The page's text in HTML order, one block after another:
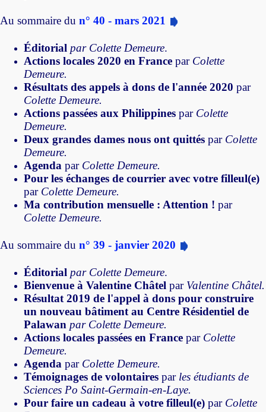
Au sommaire du n° 40 - mars 2021
Éditorial parColette Demeure.
Actions locales 2020 en France par Colette
Demeure.
Résultats des appels à dons de l'année 2020 par
Colette Demeure.
Actions passées aux Philippines par Colette
Demeure.
Deux grandes dames nous ont quittés par Colette
Demeure.
Agenda par Colette Demeure.
Pour les échanges de courrier avec votre filleul(e)
par Colette Demeure.
Ma contribution mensuelle : Attention ! par
Colette Demeure.
Au sommaire du n° 39 - janvier 2020
Éditorial parColette Demeure.
Bienvenue à Valentine Châtel par Valentine Châtel.
Résultat 2019 de l'appel à dons pour construire
un nouveau bâtiment au Centre Résidentiel de
Palawan par Colette Demeure.
Actions locales passées en France par Colette
Demeure.
Agenda par Colette Demeure.
Témoignages de volontaires par les étudiants de
Sciences Po Saint-Germain-en-Laye.
Pour faire un cadeau à votre filleul(e) par Colette